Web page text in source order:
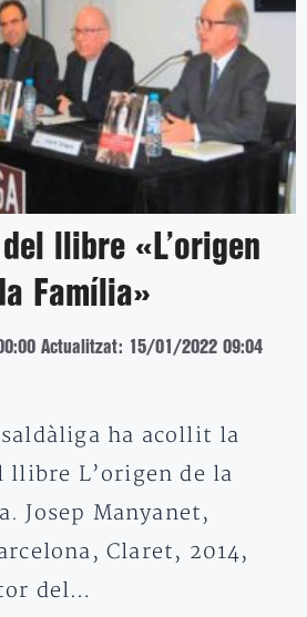
llibre «L’origen
Família»
Actualitzat: 15/01/2022 09:04
ha acollit la
llibre L’origen de la
Josep Manyanet,
Claret, 2014,
del…